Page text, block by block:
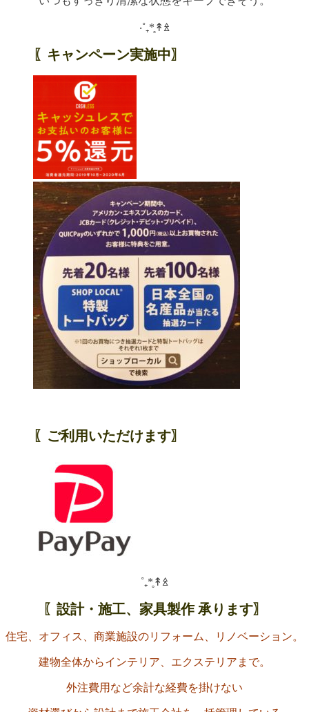
‧˚₊*̥↟ꊛ
〖キャンペーン実施中〗
〖ご利用いただけます〗
˚₊*̥↟ꊛ
〖設計・施工、家具製作 承ります〗
住宅、オフィス、商業施設のリフォーム、リノベーション。
建物全体からインテリア、エクステリアまで。
外注費用など余計な経費を掛けない